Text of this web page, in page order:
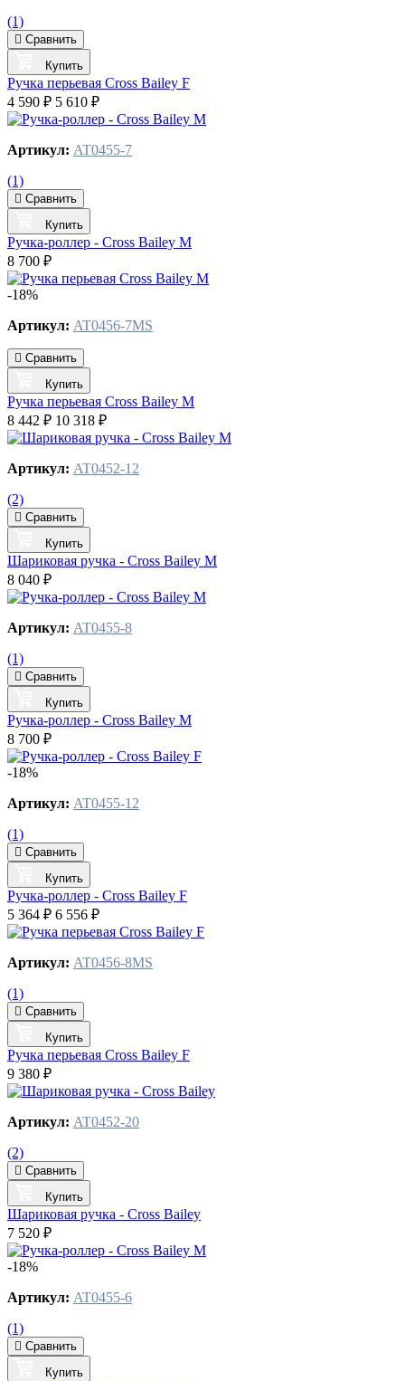
(1)
Сравнить
Купить
Ручка перьевая Cross Bailey F
4 590 ₽ 5 610 ₽
Артикул: AT0455-7
(1)
Сравнить
Купить
Ручка-роллер - Cross Bailey М
8 700 ₽
-18%
Артикул: AT0456-7MS
Сравнить
Купить
Ручка перьевая Cross Bailey M
8 442 ₽ 10 318 ₽
Артикул: AT0452-12
(2)
Сравнить
Купить
Шариковая ручка - Cross Bailey M
8 040 ₽
Артикул: AT0455-8
(1)
Сравнить
Купить
Ручка-роллер - Cross Bailey М
8 700 ₽
-18%
Артикул: AT0455-12
(1)
Сравнить
Купить
Ручка-роллер - Cross Bailey F
5 364 ₽ 6 556 ₽
Артикул: AT0456-8MS
(1)
Сравнить
Купить
Ручка перьевая Cross Bailey F
9 380 ₽
Артикул: AT0452-20
(2)
Сравнить
Купить
Шариковая ручка - Cross Bailey
7 520 ₽
-18%
Артикул: AT0455-6
(1)
Сравнить
Купить